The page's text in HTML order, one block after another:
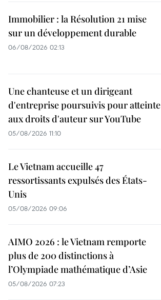
Immobilier : la Résolution 21 mise
sur un développement durable
06/08/2026 02:13
Une chanteuse et un dirigeant
d'entreprise poursuivis pour atteinte
aux droits d'auteur sur YouTube
05/08/2026 11:10
Le Vietnam accueille 47
ressortissants expulsés des États-
Unis
05/08/2026 09:06
AIMO 2026 : le Vietnam remporte
plus de 200 distinctions à
l’Olympiade mathématique d’Asie
05/08/2026 07:23